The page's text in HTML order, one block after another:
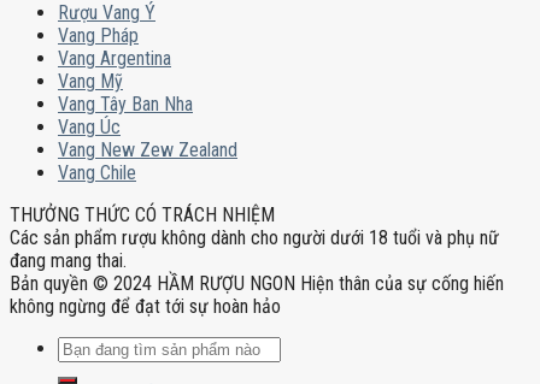
Rượu Vang Ý
Vang Pháp
Vang Argentina
Vang Mỹ
Vang Tây Ban Nha
Vang Úc
Vang New Zew Zealand
Vang Chile
THƯỞNG THỨC CÓ TRÁCH NHIỆM
Các sản phẩm rượu không dành cho người dưới 18 tuổi và phụ nữ
đang mang thai.
Bản quyền © 2024 HẦM RƯỢU NGON Hiện thân của sự cống hiến
không ngừng để đạt tới sự hoàn hảo
Tìm
kiếm: